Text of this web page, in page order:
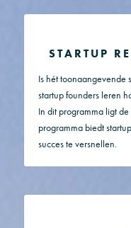
STARTUP
Is hét toonaangevende
startup founders leren
In dit programma ligt
programma biedt
succes te versnellen.